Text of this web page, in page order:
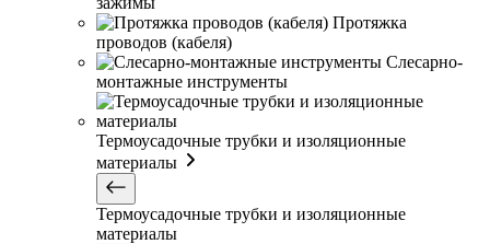
Протяжка
проводов (кабеля)
Слесарно-
монтажные инструменты
Термоусадочные трубки и изоляционные
материалы
Термоусадочные трубки и изоляционные
материалы